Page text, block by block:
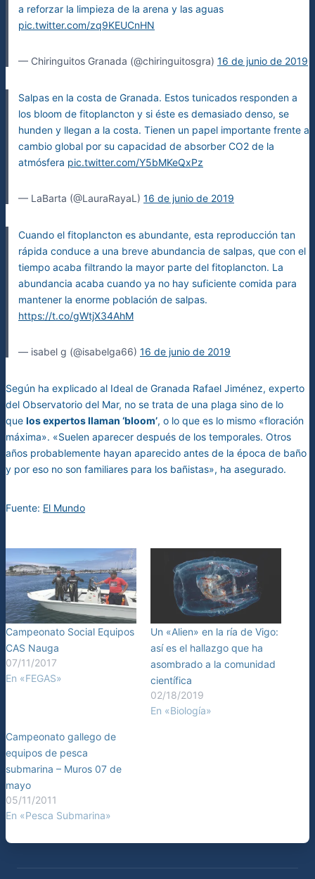
a reforzar la limpieza de la arena y las aguas
pic.twitter.com/zq9KEUCnHN
— Chiringuitos Granada (@chiringuitosgra) 16 de junio de 2019
Salpas en la costa de Granada. Estos tunicados responden a
los bloom de fitoplancton y si éste es demasiado denso, se
hunden y llegan a la costa. Tienen un papel importante frente a
cambio global por su capacidad de absorber CO2 de la
atmósfera pic.twitter.com/Y5bMKeQxPz
— LaBarta (@LauraRayaL) 16 de junio de 2019
Cuando el fitoplancton es abundante, esta reproducción tan
rápida conduce a una breve abundancia de salpas, que con el
tiempo acaba filtrando la mayor parte del fitoplancton. La
abundancia acaba cuando ya no hay suficiente comida para
mantener la enorme población de salpas.
https://t.co/gWtjX34AhM
— isabel g (@isabelga66) 16 de junio de 2019
Según ha explicado al Ideal de Granada Rafael Jiménez, experto
del Observatorio del Mar, no se trata de una plaga sino de lo
que los expertos llaman ‘bloom’, o lo que es lo mismo «floración
máxima». «Suelen aparecer después de los temporales. Otros
años probablemente hayan aparecido antes de la época de baño
y por eso no son familiares para los bañistas», ha asegurado.
Fuente: El Mundo
Campeonato Social Equipos
CAS Nauga
07/11/2017
En «FEGAS»
Un «Alien» en la ría de Vigo:
así es el hallazgo que ha
asombrado a la comunidad
científica
02/18/2019
En «Biología»
Campeonato gallego de
equipos de pesca
submarina – Muros 07 de
mayo
05/11/2011
En «Pesca Submarina»